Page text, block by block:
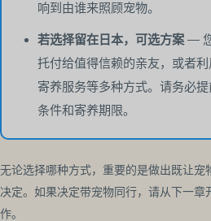
响到由谁来照顾宠物。
若选择留在日本，可选方案 —
托付给值得信赖的亲友，或者
寄养服务等多种方式。请务必
条件和寄养期限。
无论选择哪种方式，重要的是做出既让宠
决定。如果决定带宠物同行，请从下一章
作。